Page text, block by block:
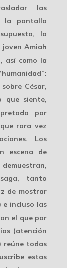
las
la pantalla
la
joven Amiah
así como la
sobre César,
que siente,
por
rara vez
Los
escena de
tanto
de mostrar
e incluso las
el que por
(atención
reúne todas
estas